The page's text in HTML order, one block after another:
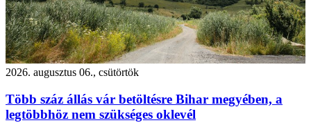
2026. augusztus 06., csütörtök
Több száz állás vár betöltésre Bihar megyében, a
legtöbbhöz nem szükséges oklevél